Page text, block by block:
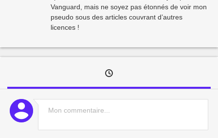
Vanguard, mais ne soyez pas étonnés de voir mon
pseudo sous des articles couvrant d’autres
licences !